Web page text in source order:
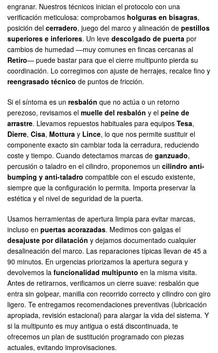
engranar. Nuestros técnicos inician el protocolo con una
verificación meticulosa: comprobamos holguras en bisagras,
posición del cerradero, juego del marco y alineación de pestillos
superiores e inferiores. Un leve descolgado de puerta por
cambios de humedad —muy comunes en fincas cercanas al
Retiro— puede bastar para que el cierre multipunto pierda su
coordinación. Lo corregimos con ajuste de herrajes, recalce fino y
reengrasado técnico de puntos de fricción.
Si el síntoma es un resbalón que no actúa o un retorno
perezoso, revisamos el muelle del resbalón y el peine de
arrastre. Llevamos repuestos habituales para equipos Tesa,
Dierre, Cisa, Mottura y Lince, lo que nos permite sustituir el
componente exacto sin cambiar toda la cerradura, reduciendo
coste y tiempo. Cuando detectamos marcas de ganzuado,
percusión o taladro en el cilindro, proponemos un cilindro anti-
bumping y anti-taladro compatible con el escudo existente,
siempre que la configuración lo permita. Importa preservar la
estética y el nivel de seguridad de la puerta.
Usamos herramientas de apertura limpia para evitar marcas,
incluso en puertas acorazadas. Medimos con galgas el
desajuste por dilatación y dejamos documentado cualquier
desalineación del marco. Las reparaciones típicas llevan de 45 a
90 minutos. En urgencias priorizamos la apertura segura y
devolvemos la funcionalidad multipunto en la misma visita.
Antes de retirarnos, verificamos un cierre suave: resbalón que
entra sin golpear, manilla con recorrido correcto y cilindro con giro
ligero. Te entregamos recomendaciones preventivas (lubricación
apropiada, revisión estacional) para alargar la vida del sistema. Y
si la multipunto es muy antigua o está discontinuada, te
ofrecemos un plan de sustitución programado con piezas
actuales, evitando improvisaciones.